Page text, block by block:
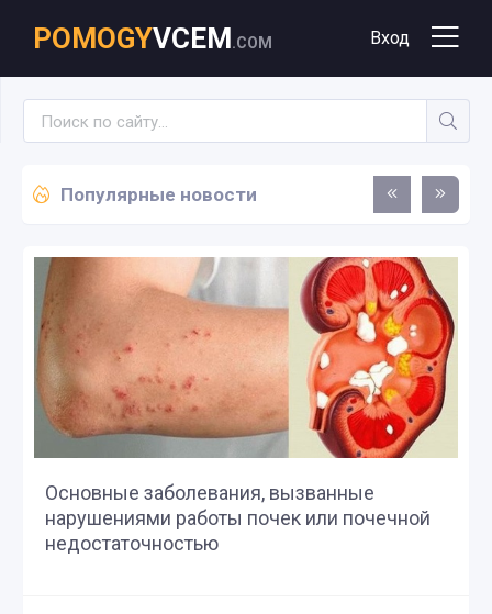
POMOGYVCEM.COM Вход
Популярные новости
Основные заболевания, вызванные
нарушениями работы почек или почечной
недостаточностью